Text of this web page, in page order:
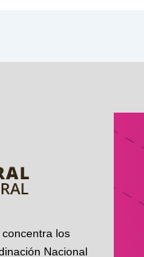
los
Nacional